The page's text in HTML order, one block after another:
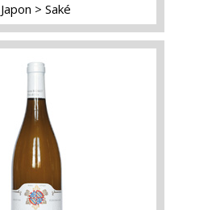
Japon Saké